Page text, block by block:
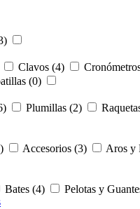
Clavos (4)
(0)
Plumillas (2)
Accesorios (3)
Aros y
Bates (4)
Pelotas y